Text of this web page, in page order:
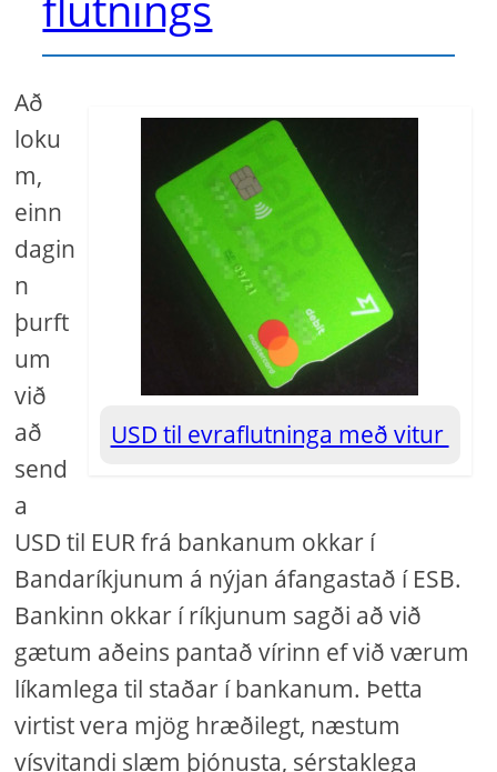
USD til evraflutninga með vitur
Að
loku
m,
einn
dagin
n
þurft
um
við
að
send
a
USD til EUR frá bankanum okkar í
Bandaríkjunum á nýjan áfangastað í ESB.
Bankinn okkar í ríkjunum sagði að við
gætum aðeins pantað vírinn ef við værum
líkamlega til staðar í bankanum. Þetta
virtist vera mjög hræðilegt, næstum
vísvitandi slæm þjónusta, sérstaklega